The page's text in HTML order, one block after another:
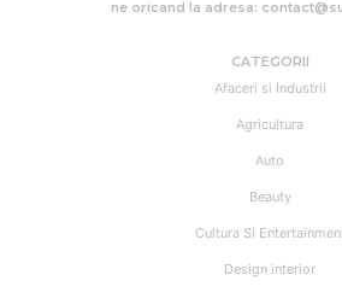
ne oricand la adresa:
CATEGORII
Afaceri si Industrii
Agricultura
Auto
Beauty
Cultura Si
Design interior